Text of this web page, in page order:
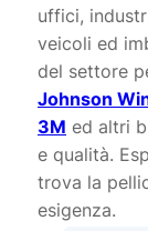
Il mio
Carrello
uffici,
veicoli ed
del settore
Johnson
3M ed altri
e qualità.
trova la
esigenza.